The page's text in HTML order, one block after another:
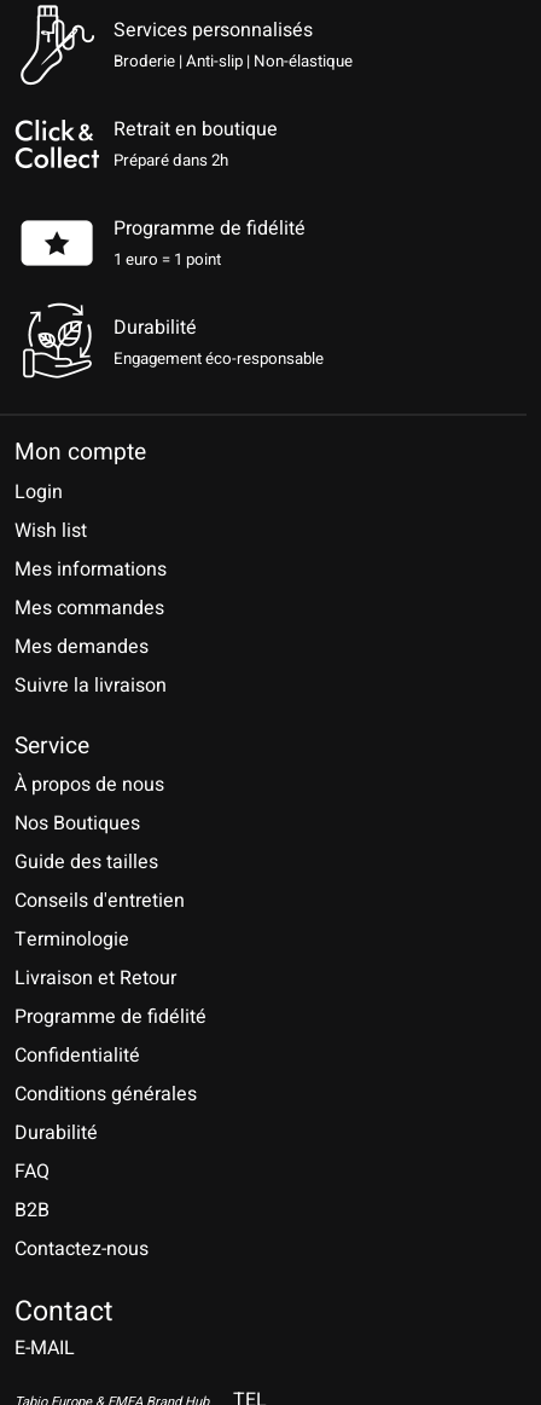
Services personnalisés
Broderie | Anti-slip | Non-élastique
Retrait en boutique
Préparé dans 2h
Programme de fidélité
1 euro = 1 point
Durabilité
Engagement éco-responsable
Mon compte
Login
Wish list
Mes informations
Mes commandes
Mes demandes
Suivre la livraison
Service
À propos de nous
Nos Boutiques
Guide des tailles
Conseils d'entretien
Terminologie
Livraison et Retour
Programme de fidélité
Confidentialité
Conditions générales
Durabilité
FAQ
B2B
Contactez-nous
Contact
E-MAIL